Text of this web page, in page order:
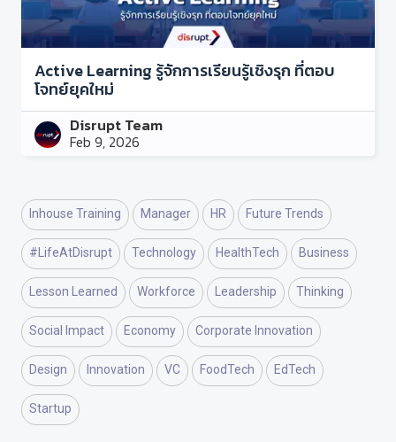
Active Learning รู้จักการเรียนรู้เชิงรุก ที่ตอบ
โจทย์ยุคใหม่
Disrupt Team
Feb 9, 2026
Inhouse Training Manager HR Future Trends
#LifeAtDisrupt Technology HealthTech Business
Lesson Learned Workforce Leadership Thinking
Social Impact Economy Corporate Innovation
Design Innovation VC FoodTech EdTech
Startup